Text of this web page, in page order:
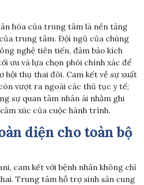
hóa của trung tâm là nền tảng
trung tâm. Đội ngũ của chúng
nghệ tiên tiến, đảm bảo kích
ưu và lựa chọn phôi chính xác để
hội thụ thai đôi. Cam kết về sự xuất
vượt ra ngoài các thủ tục y tế;
sự quan tâm nhân ái nhằm ghi
xúc của cuộc hành trình.
diện cho toàn bộ
cam kết với bệnh nhân không chỉ
Trung tâm hỗ trợ sinh sản cung